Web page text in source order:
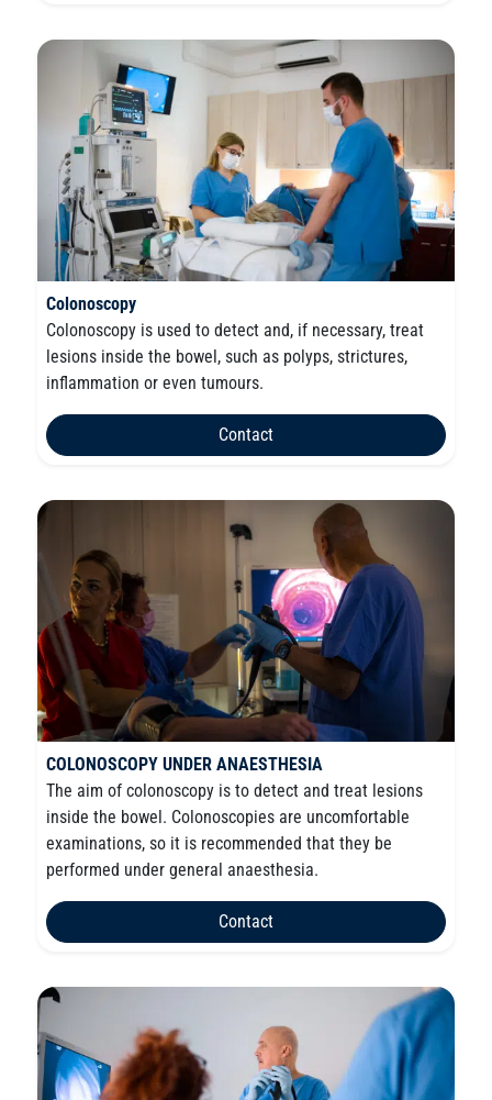
Colonoscopy
Colonoscopy is used to detect and, if necessary, treat
lesions inside the bowel, such as polyps, strictures,
inflammation or even tumours.
Contact
COLONOSCOPY UNDER ANAESTHESIA
The aim of colonoscopy is to detect and treat lesions
inside the bowel. Colonoscopies are uncomfortable
examinations, so it is recommended that they be
performed under general anaesthesia.
Contact